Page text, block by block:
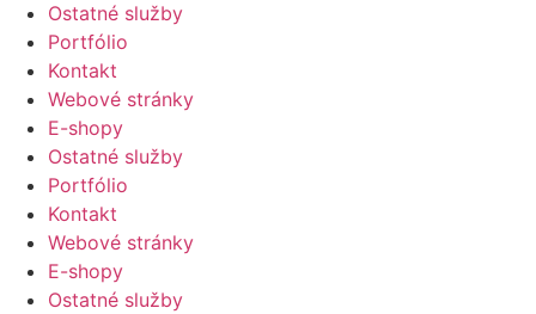
Ostatné služby
Portfólio
Kontakt
Webové stránky
E-shopy
Ostatné služby
Portfólio
Kontakt
Webové stránky
E-shopy
Ostatné služby